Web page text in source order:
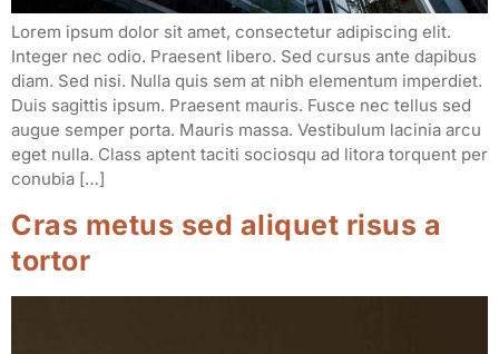
Lorem ipsum dolor sit amet, consectetur adipiscing elit.
Integer nec odio. Praesent libero. Sed cursus ante dapibus
diam. Sed nisi. Nulla quis sem at nibh elementum imperdiet.
Duis sagittis ipsum. Praesent mauris. Fusce nec tellus sed
augue semper porta. Mauris massa. Vestibulum lacinia arcu
eget nulla. Class aptent taciti sociosqu ad litora torquent per
conubia […]
Cras metus sed aliquet risus a
tortor